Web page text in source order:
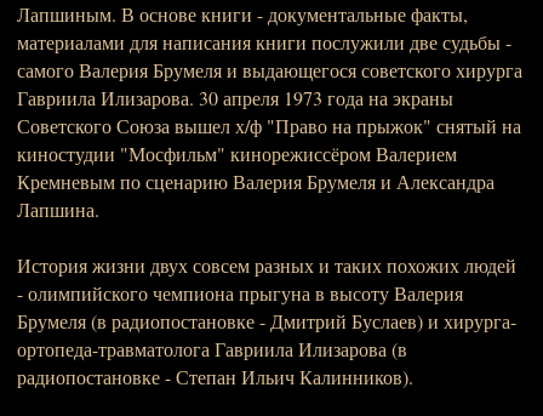
Лапшиным. В основе книги - документальные факты,
материалами для написания книги послужили две судьбы -
самого Валерия Брумеля и выдающегося советского хирурга
Гавриила Илизарова. 30 апреля 1973 года на экраны
Советского Союза вышел х/ф "Право на прыжок" снятый на
киностудии "Мосфильм" кинорежиссёром Валерием
Кремневым по сценарию Валерия Брумеля и Александра
Лапшина.
История жизни двух совсем разных и таких похожих людей
- олимпийского чемпиона прыгуна в высоту Валерия
Брумеля (в радиопостановке - Дмитрий Буслаев) и хирурга-
ортопеда-травматолога Гавриила Илизарова (в
радиопостановке - Степан Ильич Калинников).